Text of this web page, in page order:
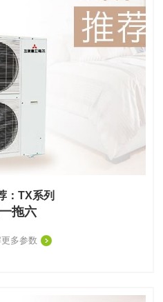
：TX系列
拖六
多参数